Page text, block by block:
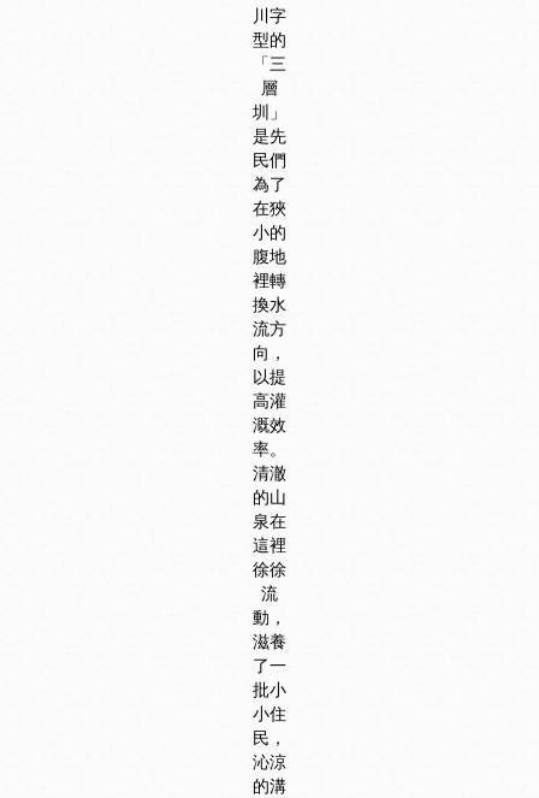
川字
型的
「三
層
圳」
是先
民們
為了
在狹
小的
腹地
裡轉
換水
流方
向，
以提
高灌
溉效
率。
清澈
的山
泉在
這裡
徐徐
流
動，
滋養
了一
批小
小住
民，
沁涼
的溝